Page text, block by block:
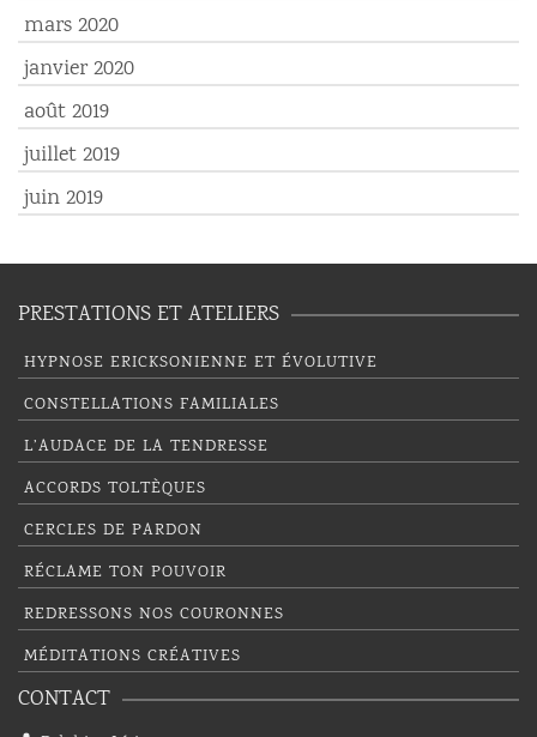
mars 2020
janvier 2020
août 2019
juillet 2019
juin 2019
PRESTATIONS ET ATELIERS
HYPNOSE ERICKSONIENNE ET ÉVOLUTIVE
CONSTELLATIONS FAMILIALES
L’AUDACE DE LA TENDRESSE
ACCORDS TOLTÈQUES
CERCLES DE PARDON
RÉCLAME TON POUVOIR
REDRESSONS NOS COURONNES
MÉDITATIONS CRÉATIVES
CONTACT